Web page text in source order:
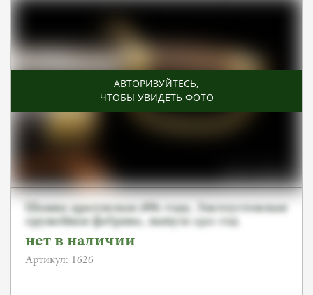
АВТОРИЗУЙТЕСЬ,
ЧТОБЫ УВИДЕТЬ ФОТО
Шашка драгунская 1881 года, Златоустовская
оружейная фабрика, выпуск 1910 год
нет в наличии
Артикул: 1626